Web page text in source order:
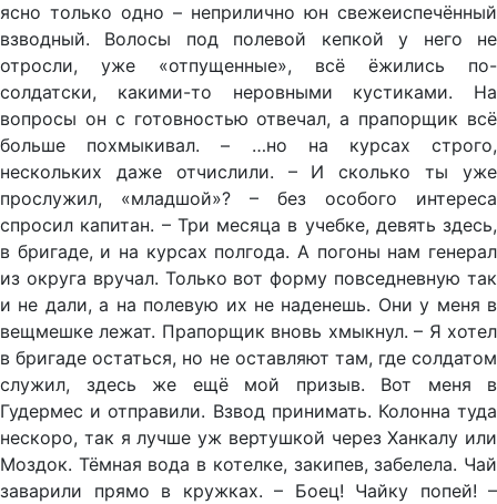
ясно только одно – неприлично юн свежеиспечённый
взводный. Волосы под полевой кепкой у него не
отросли, уже «отпущенные», всё ёжились по-
солдатски, какими-то неровными кустиками. На
вопросы он с готовностью отвечал, а прапорщик всё
больше похмыкивал. – …но на курсах строго,
нескольких даже отчислили. – И сколько ты уже
прослужил, «младшой»? – без особого интереса
спросил капитан. – Три месяца в учебке, девять здесь,
в бригаде, и на курсах полгода. А погоны нам генерал
из округа вручал. Только вот форму повседневную так
и не дали, а на полевую их не наденешь. Они у меня в
вещмешке лежат. Прапорщик вновь хмыкнул. – Я хотел
в бригаде остаться, но не оставляют там, где солдатом
служил, здесь же ещё мой призыв. Вот меня в
Гудермес и отправили. Взвод принимать. Колонна туда
нескоро, так я лучше уж вертушкой через Ханкалу или
Моздок. Тёмная вода в котелке, закипев, забелела. Чай
заварили прямо в кружках. – Боец! Чайку попей! –